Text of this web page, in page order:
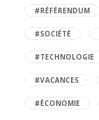
#RÉFÉRENDUM
#SOCIÉTÉ
#TECHNOLOGIE
#VACANCES
#ÉCONOMIE